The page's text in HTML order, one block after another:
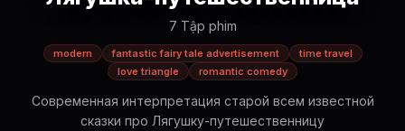
7 Tập phim
modern fantastic fairy tale advertisement
time travel
love triangle
romantic comedy
Современная интерпретация старой всем известной
сказки про Лягушку-путешественницу